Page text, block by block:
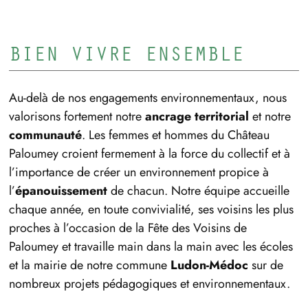
BIEN VIVRE ENSEMBLE
Au-delà de nos engagements environnementaux, nous
valorisons fortement notreancrage territorial et notre
communauté. Les femmes et hommes du Château
Paloumey croient fermement à la force du collectif et à
l’importance de créer un environnement propice à
l’épanouissementde chacun. Notre équipe accueille
chaque année, en toute convivialité, ses voisins les plus
proches à l’occasion de la Fête des Voisins de
Paloumey et travaille main dans la main avec les écoles
et la mairie de notre commune Ludon-Médoc sur de
nombreux projets pédagogiques et environnementaux.